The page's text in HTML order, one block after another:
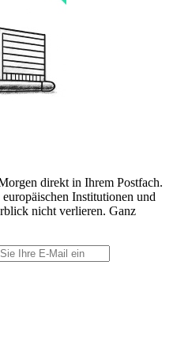
direkt in Ihrem Postfach.
Institutionen und
nicht verlieren. Ganz